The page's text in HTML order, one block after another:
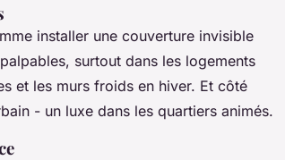
installer une couverture invisible
surtout dans les logements
et les murs froids en hiver. Et côté
- un luxe dans les quartiers animés.